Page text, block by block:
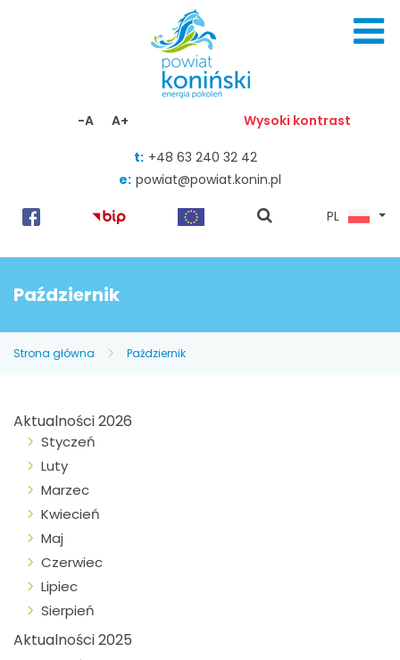
-A A+ Wysoki kontrast
t: +48 63 240 32 42
e: powiat@powiat.konin.pl
pokaż
PL
Październik
Strona główna Październik
Aktualności 2026
Styczeń
Luty
Marzec
Kwiecień
Maj
Czerwiec
Lipiec
Sierpień
Aktualności 2025